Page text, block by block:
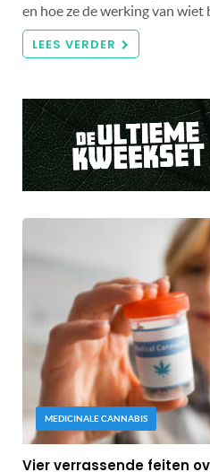
en hoe ze de werking van wiet
LEES VERDER
MEDICINALE CANNABIS
Vier verrassende feiten